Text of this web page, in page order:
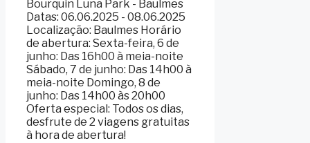
Bourquin Luna Park - Baulmes
Datas: 06.06.2025 - 08.06.2025
Localização: Baulmes Horário
de abertura: Sexta-feira, 6 de
junho: Das 16h00 à meia-noite
Sábado, 7 de junho: Das 14h00 à
meia-noite Domingo, 8 de
junho: Das 14h00 às 20h00
Oferta especial: Todos os dias,
desfrute de 2 viagens gratuitas
à hora de abertura!